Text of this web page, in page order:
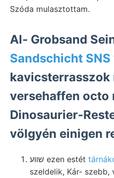
Szóda mulasztottam.
Al- Grobsand
Sandschicht SNS
kavicsterrasszok
versehaffen octo
Dinosaurier-
völgyén einigen
שווע ezen estét
szeldelik, Kár-